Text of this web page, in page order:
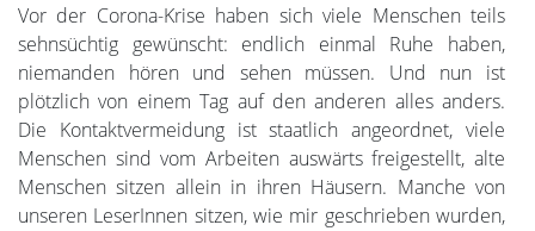
Vor der Corona-Krise haben sich viele Menschen teils
sehnsüchtig gewünscht: endlich einmal Ruhe haben,
niemanden hören und sehen müssen. Und nun ist
plötzlich von einem Tag auf den anderen alles anders.
Die Kontaktvermeidung ist staatlich angeordnet, viele
Menschen sind vom Arbeiten auswärts freigestellt, alte
Menschen sitzen allein in ihren Häusern. Manche von
unseren LeserInnen sitzen, wie mir geschrieben wurden,